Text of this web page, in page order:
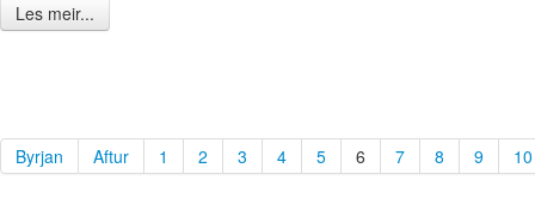
Les meir...
Byrjan Aftur 1 2 3 4 5 6 7 8 9 10